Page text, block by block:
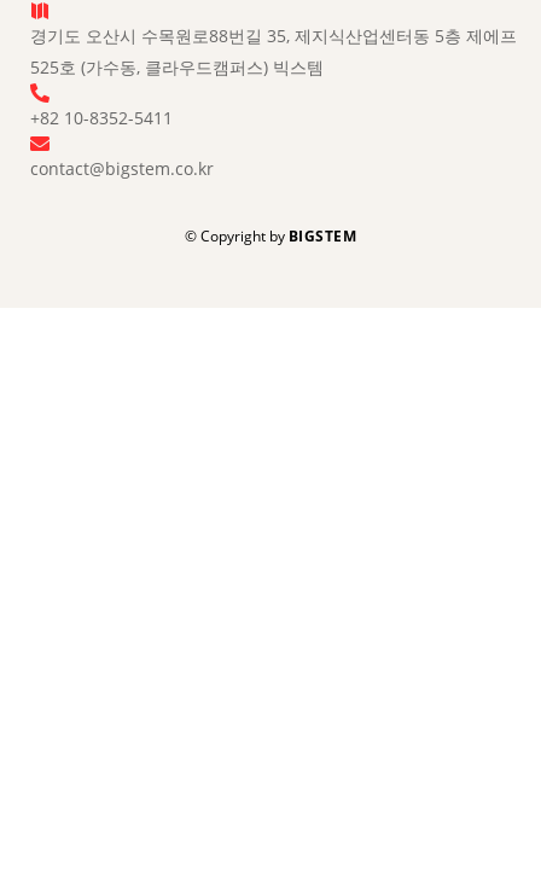

경기도 오산시 수목원로88번길 35, 제지식산업센터동 5층 제에프
525호 (가수동, 클라우드캠퍼스) 빅스템

+82 10-8352-5411

contact@bigstem.co.kr
© Copyright by BIGSTEM